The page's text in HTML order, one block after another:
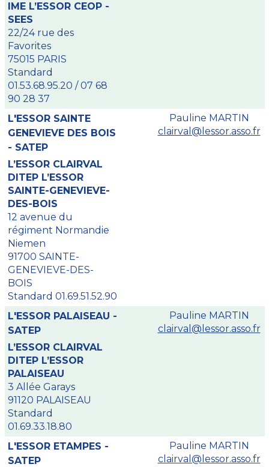
IME L’ESSOR CEOP -
SEES
22/24 rue des
Favorites
75015 PARIS
Standard
01.53.68.95.20 / 07 68
90 28 37
L'ESSOR SAINTE
GENEVIEVE DES BOIS
- SATEP
L’ESSOR CLAIRVAL
DITEP L’ESSOR
SAINTE-GENEVIEVE-
DES-BOIS
12 avenue du
régiment Normandie
Niemen
91700 SAINTE-
GENEVIEVE-DES-
BOIS
Standard 01.69.51.52.90
Pauline MARTIN
clairval@lessor.asso.fr
L'ESSOR PALAISEAU -
SATEP
L’ESSOR CLAIRVAL
DITEP L’ESSOR
PALAISEAU
3 Allée Garays
91120 PALAISEAU
Standard
01.69.33.18.80
Pauline MARTIN
clairval@lessor.asso.fr
L'ESSOR ETAMPES -
SATEP
Pauline MARTIN
clairval@lessor.asso.fr